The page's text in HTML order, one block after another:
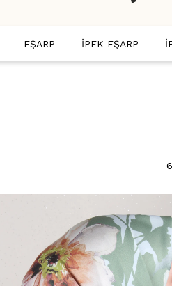
EŞARP İPEK EŞARP